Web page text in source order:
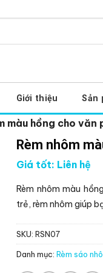
Giới thiệu Sản
màu hồng cho văn
Rèm nhôm
Giá tốt: Liên hệ
Rèm nhôm màu
trẻ, rèm nhôm giúp
SKU:RSN07
Danh mục:Rèm sáo